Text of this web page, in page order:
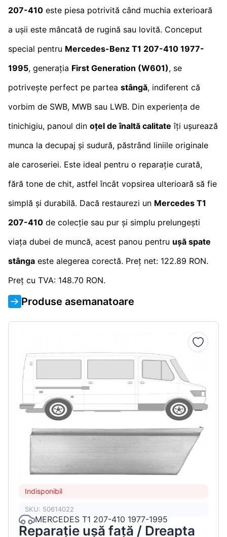
207-410 este piesa potrivită când muchia exterioară
a ușii este mâncată de rugină sau lovită. Conceput
special pentru Mercedes-Benz T1 207-410 1977-
1995, generația First Generation (W601), se
potrivește perfect pe partea stângă, indiferent că
vorbim de SWB, MWB sau LWB. Din experiența de
tinichigiu, panoul din oțel de înaltă calitate îți ușurează
munca la decupaj și sudură, păstrând liniile originale
ale caroseriei. Este ideal pentru o reparație curată,
fără tone de chit, astfel încât vopsirea ulterioară să fie
simplă și durabilă. Dacă restaurezi un Mercedes T1
207-410 de colecție sau pur și simplu prelungești
viața dubei de muncă, acest panou pentru ușă spate
stânga este alegerea corectă. Preț net: 122.89 RON.
Preț cu TVA: 148.70 RON.
Produse asemanatoare
Indisponibil
SKU: 50614022
MERCEDES T1 207-410 1977-1995
Reparație ușă față / Dreapta